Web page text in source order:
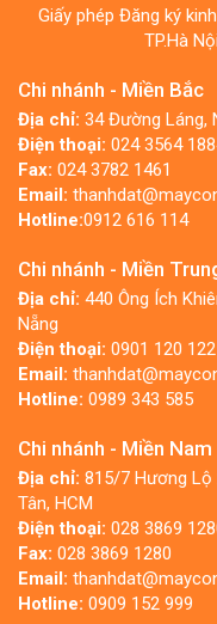
Giấy phép Đăng ký
TP.Hà
Chi nhánh - Miền Bắc
Địa chỉ: 34 Đường Láng,
Điện thoại: 024 3564
Fax: 024 3782 1461
Email:
Hotline:0912 616 114
Chi nhánh - Miền
Địa chỉ: 440 Ông Ích
Nẵng
Điện thoại: 0901 120 122
Email:
Hotline: 0989 343 585
Chi nhánh - Miền Nam
Địa chỉ: 815/7 Hương Lộ
Tân, HCM
Điện thoại: 028 3869
Fax: 028 3869 1280
Email:
Hotline: 0909 152 999